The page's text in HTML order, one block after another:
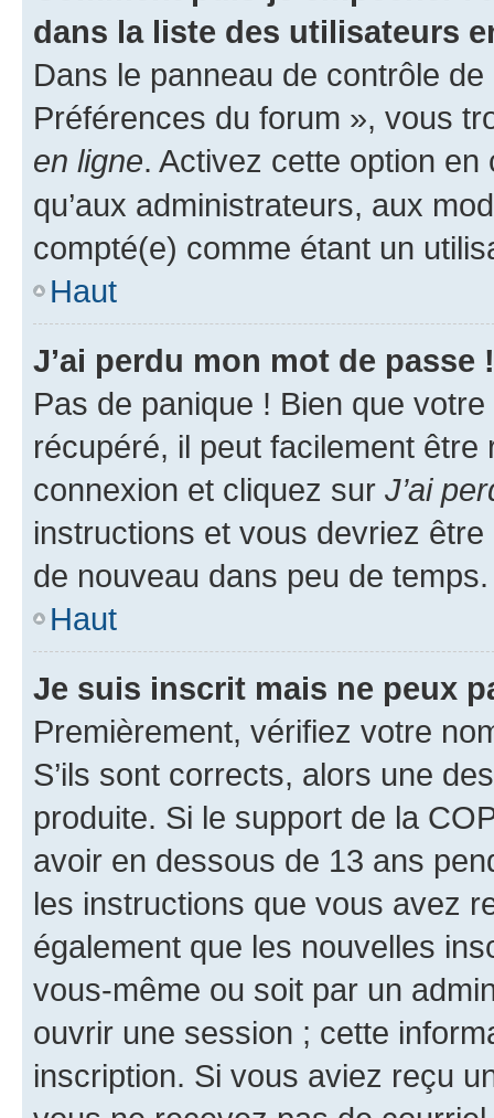
dans la liste des utilisateurs
Dans le panneau de contrôle
Préférences du forum », vous
en ligne. Activez cette option
qu’aux administrateurs, aux
compté(e) comme étant un
Haut
J’ai perdu mon mot de passe !
Pas de panique ! Bien que
récupéré, il peut facilement
connexion et cliquez sur J’ai
instructions et vous devriez
de nouveau dans peu de temps.
Haut
Je suis inscrit mais ne peux
Premièrement, vérifiez votre
S’ils sont corrects, alors une
produite. Si le support de la
avoir en dessous de 13 ans
les instructions que vous avez
également que les nouvelles
vous-même ou soit par un
ouvrir une session ; cette
inscription. Si vous aviez reçu